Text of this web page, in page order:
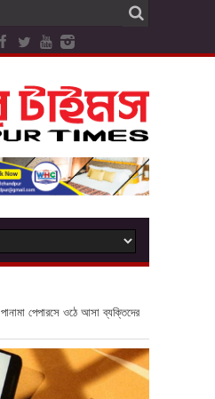
পানামা পেপারসে ওঠে আসা ব্যক্তিদের